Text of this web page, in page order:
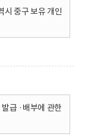
시 중구 보유 개인
급 ·배부에 관한